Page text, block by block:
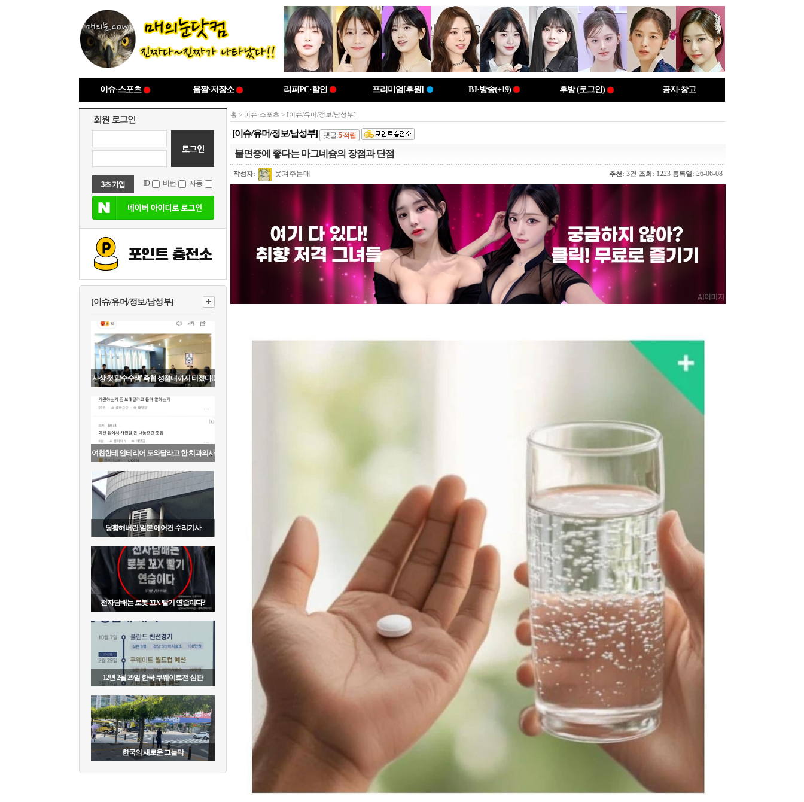
이슈·스포츠 움짤·저장소 리퍼PC·할인 프리미엄[후원] BJ·방송(+19) 후방 (로그인) 공지·창고
ID 비번 자동
[이슈/유머/정보/남성부]
'사상 첫 압수수색' 축협 성접대까지 터졌다!!
여친한테 인테리어 도와달라고 한 치과의사
당황해버린 일본 에어컨 수리기사
전자담배는 로봇 꼬X 빨기 연습이다?
12년 2월 29일 한국 쿠웨이트전 심판
한국의 새로운 그늘막
홈 > 이슈·스포츠 > [이슈/유머/정보/남성부]
[이슈/유머/정보/남성부] 댓글:5적립
불면증에 좋다는 마그네슘의 장점과 단점
작성자: 웃겨주는매 추천: 3건 조회: 1223 등록일: 26-06-08